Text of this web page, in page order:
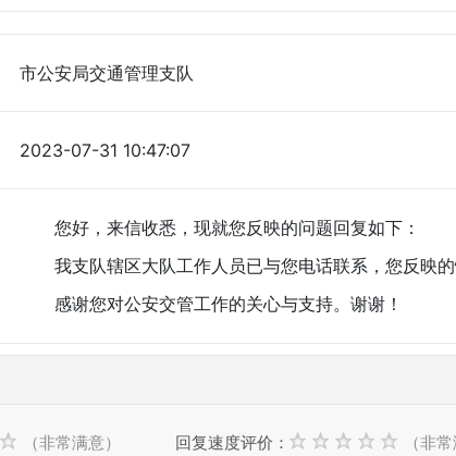
市公安局交通管理支队
2023-07-31 10:47:07
您好，来信收悉，现就您反映的问题回复如下：
我支队辖区大队工作人员已与您电话联系，您反映的
感谢您对公安交管工作的关心与支持。谢谢！
（非常满意） 回复速度评价： （非